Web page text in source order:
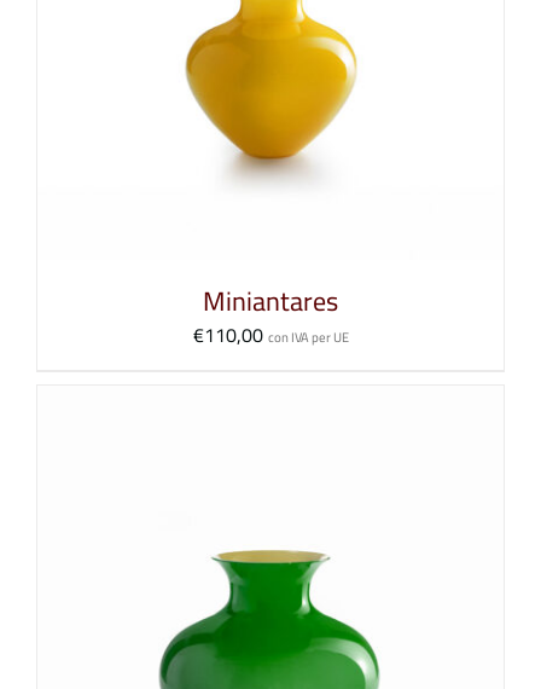
Miniantares
€110,00 con IVA per UE